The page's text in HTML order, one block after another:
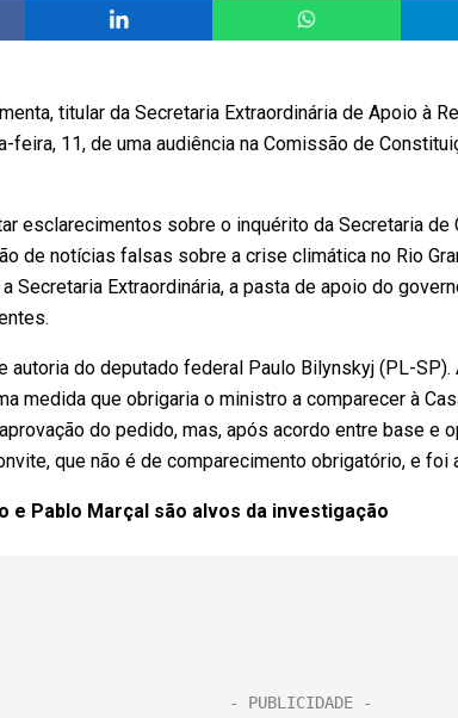
titular da Secretaria Extraordinária de Apoio à
feira, 11, de uma audiência na Comissão de
esclarecimentos sobre o inquérito da Secretaria de
de notícias falsas sobre a crise climática no Rio
Secretaria Extraordinária, a pasta de apoio do
autoria do deputado federal Paulo Bilynskyj (PL-
medida que obrigaria o ministro a comparecer à
do pedido, mas, após acordo entre base e
que não é de comparecimento obrigatório, e foi
e Pablo Marçal são alvos da investigação